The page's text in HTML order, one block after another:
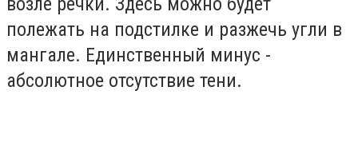
полежать на подстилке и разжечь угли в
мангале. Единственный минус -
абсолютное отсутствие тени.